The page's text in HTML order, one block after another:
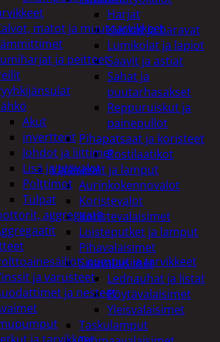
Harjat
Kuokat ja haravat
Lumikolat ja lapiot
Saavit ja astiat
Sahat ja
puutarhasakset
Reppuruiskut ja
painepullot
Pihapatsaat ja koristeet
Postilaatikot
Valaisimet ja lamput
Aurinkokennovalot
Koristevalot
Koristevalaisimet
Loisteputket ja lamput
Pihavalaisimet
Sisävalaisimet
Lednauhat ja listat
Pöytävalaisimet
Yleisvalaisimet
Taskulamput
matot ja muut tarvikkeet
ja peitteet
Akut
invertterit
Johdot ja liittimet
Lisä ja työvalot
Polttimot
Tulpat
aggregaatit
pumput ja tarvikkeet
ja varusteet
ja nesteet